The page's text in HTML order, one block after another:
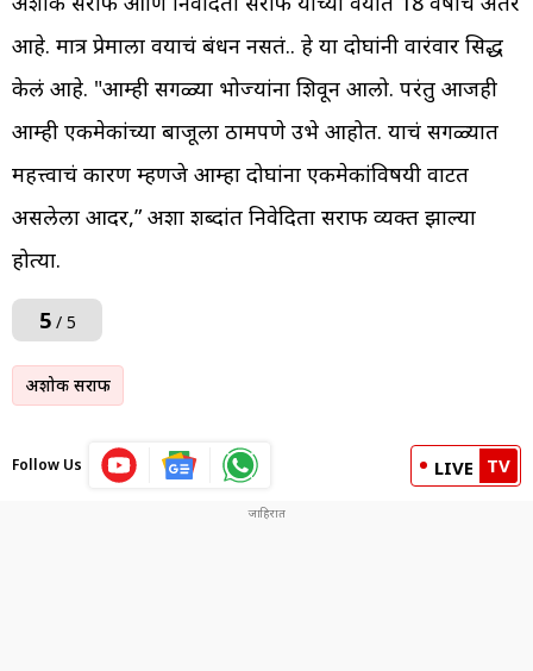
आहे. मात्र प्रेमाला वयाचं बंधन नसतं.. हे या दोघांनी वारंवार सिद्ध
केलं आहे. "आम्ही सगळ्या भोज्यांना शिवून आलो. परंतु आजही
आम्ही एकमेकांच्या बाजूला ठामपणे उभे आहोत. याचं सगळ्यात
महत्त्वाचं कारण म्हणजे आम्हा दोघांना एकमेकांविषयी वाटत
असलेला आदर,” अशा शब्दांत निवेदिता सराफ व्यक्त झाल्या
होत्या.
5/ 5
अशोक सराफ
Follow Us LIVE TV